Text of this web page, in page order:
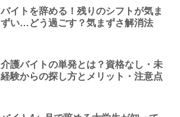
バイトを辞める！残りのシフトが気ま
ずい…どう過ごす？気まずさ解消法
介護バイトの単発とは？資格なし・未
経験からの探し方とメリット・注意点